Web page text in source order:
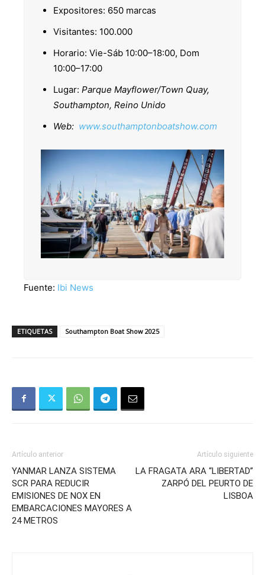
Expositores: 650 marcas
Visitantes: 100.000
Horario: Vie-Sáb 10:00–18:00, Dom
10:00–17:00
Lugar: Parque Mayflower/Town Quay,
Southampton, Reino Unido
Web: www.southamptonboatshow.com
Fuente: Ibi News
ETIQUETAS Southampton Boat Show 2025
Artículo anterior
YANMAR LANZA SISTEMA
SCR PARA REDUCIR
EMISIONES DE NOX EN
EMBARCACIONES MAYORES A
24 METROS
Artículo siguiente
LA FRAGATA ARA “LIBERTAD”
ZARPÓ DEL PEURTO DE
LISBOA